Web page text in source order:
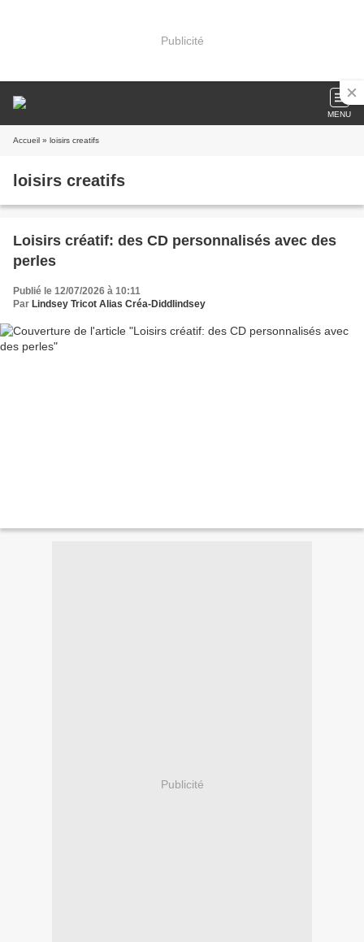
Publicité
MENU
Accueil » loisirs creatifs
loisirs creatifs
Loisirs créatif: des CD personnalisés avec des
perles
Publié le 12/07/2026 à 10:11
Par Lindsey Tricot Alias Créa-Diddlindsey
Publicité